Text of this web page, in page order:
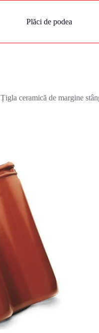
Plăci de podea
Țigla ceramică de margine